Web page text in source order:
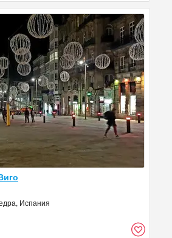
Испания